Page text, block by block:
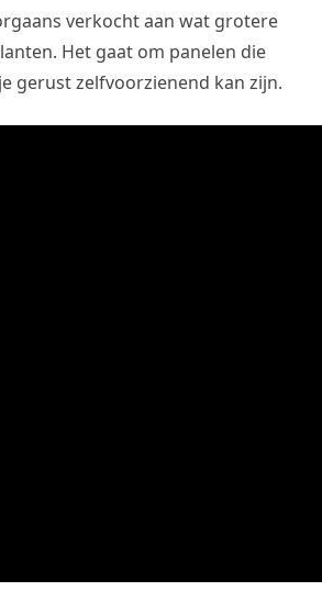
verkocht aan wat grotere
Het gaat om panelen die
gerust zelfvoorzienend kan zijn.